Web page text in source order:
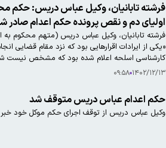
فرشته تابانیان، وکیل عباس دریس: حکم
اولیای دم و نقص پرونده حکم اعدام صادر
فرشته تابانیان، وکیل عباس دریس (متهم محکوم به
«یکی از ایرادات اقرارهایی بود که نزد مقام
کارشناسی اسلحه اعلام شده بود که مشخص نیست
۱۴۰۲/۱۲/۱۳ ۰۹:۵۸
حکم اعدام عباس دریس متوقف شد
وکیل عباس دریس از توقف اجرای حکم موکل خود خبر